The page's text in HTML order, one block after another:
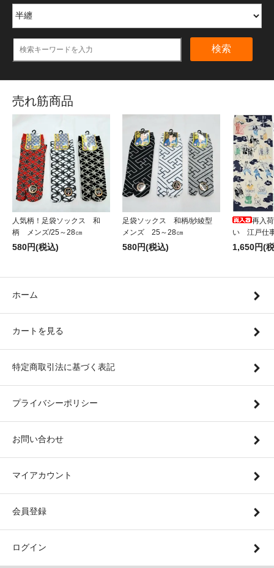
検索
売れ筋商品
人気柄！足袋ソックス 和
柄 メンズ/25～28㎝
580円(税込)
足袋ソックス 和柄/紗綾型
メンズ 25～28㎝
580円(税込)
再入
い 江戸仕
1,650円(
ホーム
カートを見る
特定商取引法に基づく表記
プライバシーポリシー
お問い合わせ
マイアカウント
会員登録
ログイン